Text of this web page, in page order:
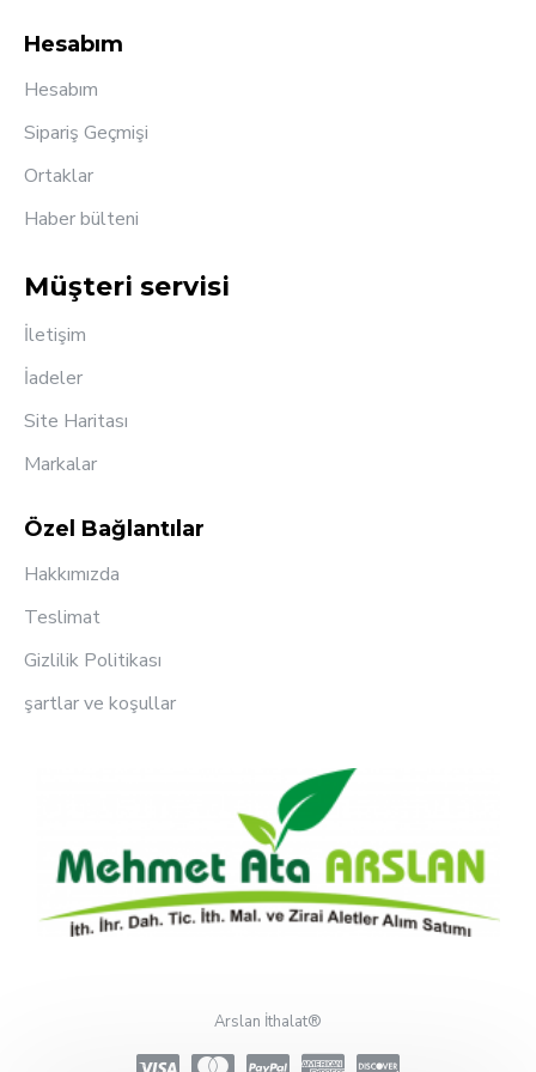
Hesabım
Hesabım
Sipariş Geçmişi
Ortaklar
Haber bülteni
Müşteri servisi
İletişim
İadeler
Site Haritası
Markalar
Özel Bağlantılar
Hakkımızda
Teslimat
Gizlilik Politikası
şartlar ve koşullar
Arslan İthalat®